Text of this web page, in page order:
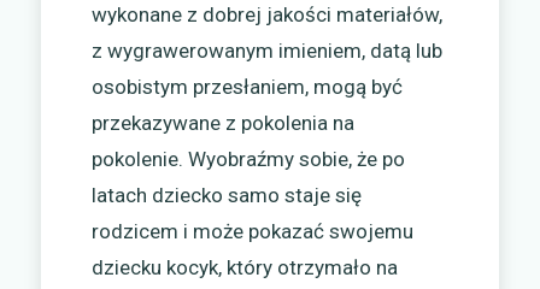
wykonane z dobrej jakości materiałów,
z wygrawerowanym imieniem, datą lub
osobistym przesłaniem, mogą być
przekazywane z pokolenia na
pokolenie. Wyobraźmy sobie, że po
latach dziecko samo staje się
rodzicem i może pokazać swojemu
dziecku kocyk, który otrzymało na